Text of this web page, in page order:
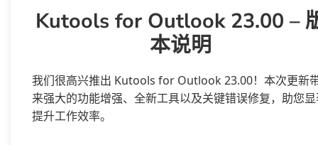
Kutools for Outlook 23.00 –
本说明
我们很高兴推出 Kutools for Outlook 23.00！本次更新
来强大的功能增强、全新工具以及关键错误修复，助您
提升工作效率。